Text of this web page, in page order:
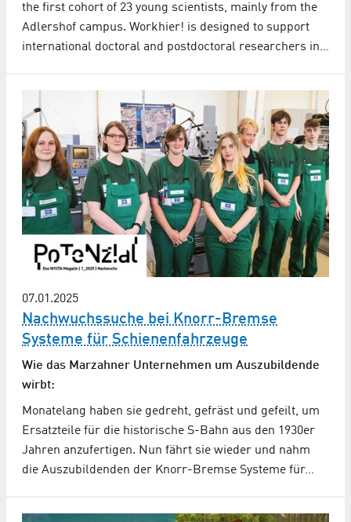
the first cohort of 23 young scientists, mainly from the
Adlershof campus. Workhier! is designed to support
international doctoral and postdoctoral researchers in…
07.01.2025
Nachwuchssuche bei Knorr-Bremse
Systeme für Schienenfahrzeuge
Wie das Marzahner Unternehmen um Auszubildende
wirbt:
Monatelang haben sie gedreht, gefräst und gefeilt, um
Ersatzteile für die historische S-Bahn aus den 1930er
Jahren anzufertigen. Nun fährt sie wieder und nahm
die Auszubildenden der Knorr-Bremse Systeme für…